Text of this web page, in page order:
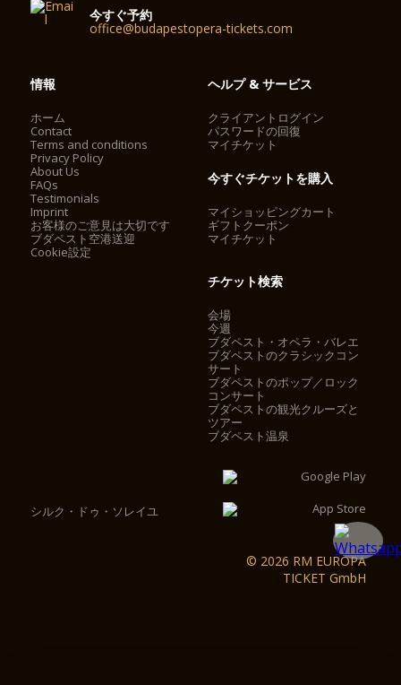
今すぐ予約
office@budapestopera-tickets.com
情報
ホーム
Contact
Terms and conditions
Privacy Policy
About Us
FAQs
Testimonials
Imprint
お客様のご意見は大切です
ブダペスト空港送迎
Cookie設定
ヘルプ & サービス
クライアントログイン
パスワードの回復
マイチケット
今すぐチケットを購入
マイショッピングカート
ギフトクーポン
マイチケット
チケット検索
会場
今週
ブダペスト・オペラ・バレエ
ブダペストのクラシックコン
サート
ブダペストのポップ／ロック
コンサート
ブダペストの観光クルーズと
ツアー
ブダペスト温泉
シルク・ドゥ・ソレイユ
© 2026 RM EUROPA
TICKET GmbH